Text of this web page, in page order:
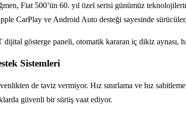
Fiat 500’ün 60. yıl özel serisi günümüz
CarPlay ve Android Auto desteği sayesinde
gösterge paneli, otomatik kararan iç dikiz aynası,
Sistemleri
de taviz vermiyor. Hız sınırlama ve hız
güvenli bir sürüş vaat ediyor.